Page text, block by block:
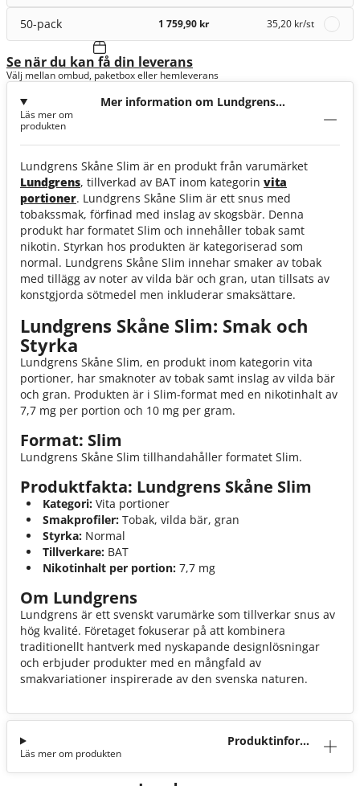
50-pack 1 759,90 kr 35,20 kr/st
Se när du kan få din leverans
Välj mellan ombud, paketbox eller hemleverans
Mer information om Lundgrens
Läs mer om
produkten
Lundgrens Skåne Slim är en produkt från varumärket
Lundgrens, tillverkad av BAT inom kategorin vita
portioner. Lundgrens Skåne Slim är ett snus med
tobakssmak, förfinad med inslag av skogsbär. Denna
produkt har formatet Slim och innehåller tobak samt
nikotin. Styrkan hos produkten är kategoriserad som
normal. Lundgrens Skåne Slim innehar smaker av tobak
med tillägg av noter av vilda bär och gran, utan tillsats av
konstgjorda sötmedel men inkluderar smaksättare.
Lundgrens Skåne Slim: Smak och
Styrka
Lundgrens Skåne Slim, en produkt inom kategorin vita
portioner, har smaknoter av tobak samt inslag av vilda bär
och gran. Produkten är i Slim-format med en nikotinhalt av
7,7 mg per portion och 10 mg per gram.
Format: Slim
Lundgrens Skåne Slim tillhandahåller formatet Slim.
Produktfakta: Lundgrens Skåne Slim
Kategori: Vita portioner
Smakprofiler: Tobak, vilda bär, gran
Styrka: Normal
Tillverkare: BAT
Nikotinhalt per portion: 7,7 mg
Om Lundgrens
Lundgrens är ett svenskt varumärke som tillverkar snus av
hög kvalité. Företaget fokuserar på att kombinera
traditionellt hantverk med nyskapande designlösningar
och erbjuder produkter med en mångfald av
smakvariationer inspirerade av den svenska naturen.
Produktinforma
Läs mer om produkten